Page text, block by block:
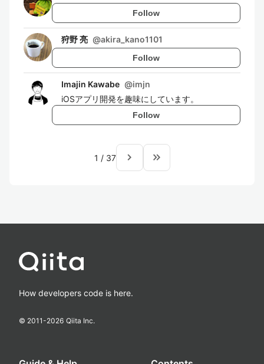
Follow
狩野 亮 @akira_kano1101
Follow
Imajin Kawabe @imjn
iOSアプリ開発を趣味にしています。
Follow
1 / 37 navigate_next keyboard_double_arrow_right
How developers code is here.
© 2011-2026 Qiita Inc.